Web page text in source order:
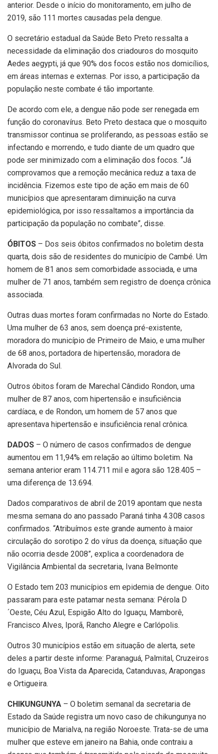
anterior. Desde o início do monitoramento, em julho de
2019, são 111 mortes causadas pela dengue.
O secretário estadual da Saúde Beto Preto ressalta a
necessidade da eliminação dos criadouros do mosquito
Aedes aegypti, já que 90% dos focos estão nos domicílios,
em áreas internas e externas. Por isso, a participação da
população neste combate é tão importante.
De acordo com ele, a dengue não pode ser renegada em
função do coronavírus. Beto Preto destaca que o mosquito
transmissor continua se proliferando, as pessoas estão se
infectando e morrendo, e tudo diante de um quadro que
pode ser minimizado com a eliminação dos focos. “Já
comprovamos que a remoção mecânica reduz a taxa de
incidência. Fizemos este tipo de ação em mais de 60
municípios que apresentaram diminuição na curva
epidemiológica, por isso ressaltamos a importância da
participação da população no combate”, disse.
ÓBITOS – Dos seis óbitos confirmados no boletim desta
quarta, dois são de residentes do município de Cambé. Um
homem de 81 anos sem comorbidade associada, e uma
mulher de 71 anos, também sem registro de doença crônica
associada.
Outras duas mortes foram confirmadas no Norte do Estado.
Uma mulher de 63 anos, sem doença pré-existente,
moradora do município de Primeiro de Maio, e uma mulher
de 68 anos, portadora de hipertensão, moradora de
Alvorada do Sul.
Outros óbitos foram de Marechal Cândido Rondon, uma
mulher de 87 anos, com hipertensão e insuficiência
cardíaca, e de Rondon, um homem de 57 anos que
apresentava hipertensão e insuficiência renal crônica.
DADOS – O número de casos confirmados de dengue
aumentou em 11,94% em relação ao último boletim. Na
semana anterior eram 114.711 mil e agora são 128.405 –
uma diferença de 13.694.
Dados comparativos de abril de 2019 apontam que nesta
mesma semana do ano passado Paraná tinha 4.308 casos
confirmados. “Atribuímos este grande aumento à maior
circulação do sorotipo 2 do vírus da doença, situação que
não ocorria desde 2008”, explica a coordenadora de
Vigilância Ambiental da secretaria, Ivana Belmonte
O Estado tem 203 municípios em epidemia de dengue. Oito
passaram para este patamar nesta semana: Pérola D
´Oeste, Céu Azul, Espigão Alto do Iguaçu, Mamborê,
Francisco Alves, Iporã, Rancho Alegre e Carlópolis.
Outros 30 municípios estão em situação de alerta, sete
deles a partir deste informe: Paranaguá, Palmital, Cruzeiros
do Iguaçu, Boa Vista da Aparecida, Catanduvas, Arapongas
e Ortigueira.
CHIKUNGUNYA – O boletim semanal da secretaria de
Estado da Saúde registra um novo caso de chikungunya no
município de Marialva, na região Noroeste. Trata-se de uma
mulher que esteve em janeiro na Bahia, onde contraiu a